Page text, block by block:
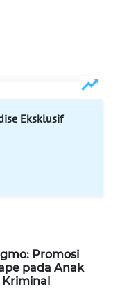
Eksklusif
Promosi
pada Anak